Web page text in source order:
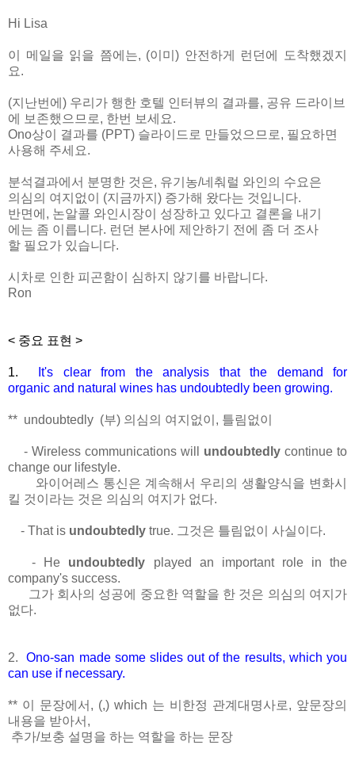
Hi Lisa
이 메일을 읽을 쯤에는, (이미) 안전하게 런던에 도착했겠지
요.
(지난번에) 우리가 행한 호텔 인터뷰의 결과를, 공유 드라이브
에 보존했으므로, 한번 보세요.
Ono상이 결과를 (PPT) 슬라이드로 만들었으므로, 필요하면
사용해 주세요.
분석결과에서 분명한 것은, 유기농/네춰럴 와인의 수요은
의심의 여지없이 (지금까지) 증가해 왔다는 것입니다.
반면에, 논알콜 와인시장이 성장하고 있다고 결론을 내기
에는 좀 이릅니다. 런던 본사에 제안하기 전에 좀 더 조사
할 필요가 있습니다.
시차로 인한 피곤함이 심하지 않기를 바랍니다.
Ron
< 중요 표현 >
1.
It's clear from the analysis that the demand for
organic and natural wines has undoubtedly been growing.
** undoubtedly (부) 의심의 여지없이, 틀림없이
- Wireless communications will undoubtedly continue to
change our lifestyle.
와이어레스 통신은 계속해서 우리의 생활양식을 변화시
킬 것이라는 것은 의심의 여지가 없다.
- That is undoubtedly true. 그것은 틀림없이 사실이다.
- He undoubtedly played an important role in the
company's success.
그가 회사의 성공에 중요한 역할을 한 것은 의심의 여지가
없다.
2.Ono-san made some slides out of the results, which you
can use if necessary.
** 이 문장에서, (,) which 는 비한정 관계대명사로, 앞문장의
내용을 받아서,
추가/보충 설명을 하는 역할을 하는 문장